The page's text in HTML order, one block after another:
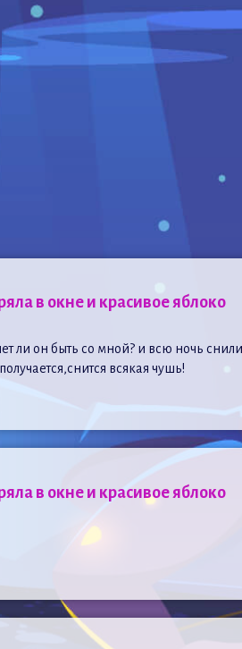
в окне и красивое яблоко
ли он быть со мной? и всю ночь
всякая чушь!
в окне и красивое яблоко